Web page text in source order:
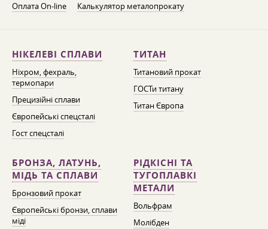
Оплата On-line
Калькулятор металопрокату
НІКЕЛЕВІ СПЛАВИ
Ніхром, фехраль,
термопари
Прецизійні сплави
Європейські спецсталі
Гост спецсталі
ТИТАН
Титановий прокат
ГОСТи титану
Титан Європа
БРОНЗА, ЛАТУНЬ,
МІДЬ ТА СПЛАВИ
Бронзовий прокат
Європейські бронзи, сплави
міді
РІДКІСНІ ТА
ТУГОПЛАВКІ
МЕТАЛИ
Вольфрам
Молібден